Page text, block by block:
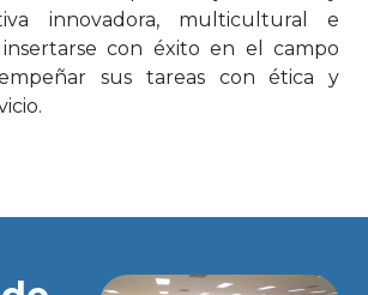
innovadora, multicultural e
con éxito en el campo
sus tareas con ética y